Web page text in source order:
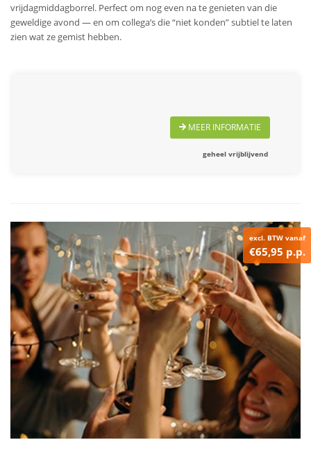
vrijdagmiddagborrel. Perfect om nog even na te genieten van die
geweldige avond — en om collega’s die “niet konden” subtiel te laten
zien wat ze gemist hebben.
MEER INFORMATIE
geheel vrijblijvend
excl. BTW vanaf
€65,95 p.p.